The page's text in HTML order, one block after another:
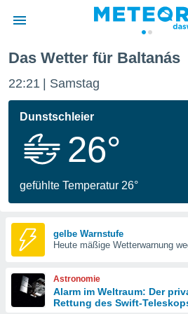
wurde
dass
sind.
diese
Das Wetter für Baltanás
22:21 Samstag
Dunstschleier
26°
gefühlte Temperatur 26°
gelbe Warnstufe
Heute mäßige Wetterwarnung
Astronomie
Alarm im Weltraum: Der
Rettung des Swift-